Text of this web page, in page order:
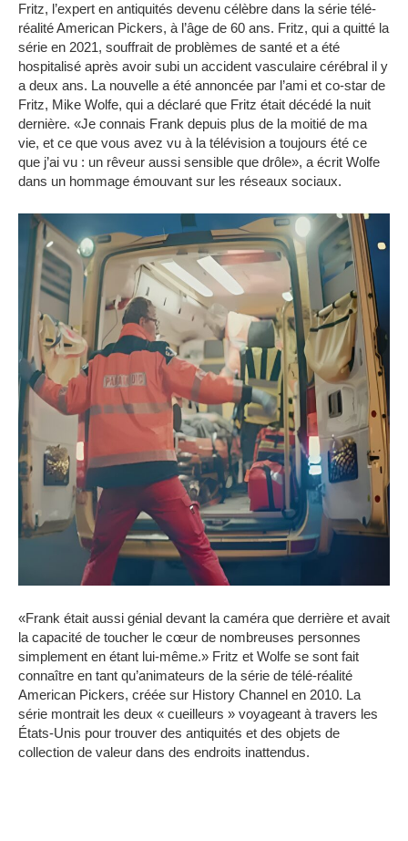
Fritz, l’expert en antiquités devenu célèbre dans la série télé-
réalité American Pickers, à l’âge de 60 ans. Fritz, qui a quitté la
série en 2021, souffrait de problèmes de santé et a été
hospitalisé après avoir subi un accident vasculaire cérébral il y
a deux ans. La nouvelle a été annoncée par l’ami et co-star de
Fritz, Mike Wolfe, qui a déclaré que Fritz était décédé la nuit
dernière. «Je connais Frank depuis plus de la moitié de ma
vie, et ce que vous avez vu à la télévision a toujours été ce
que j’ai vu : un rêveur aussi sensible que drôle», a écrit Wolfe
dans un hommage émouvant sur les réseaux sociaux.
«Frank était aussi génial devant la caméra que derrière et avait
la capacité de toucher le cœur de nombreuses personnes
simplement en étant lui-même.» Fritz et Wolfe se sont fait
connaître en tant qu’animateurs de la série de télé-réalité
American Pickers, créée sur History Channel en 2010. La
série montrait les deux « cueilleurs » voyageant à travers les
États-Unis pour trouver des antiquités et des objets de
collection de valeur dans des endroits inattendus.